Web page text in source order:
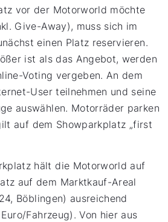
vor der Motorworld möchte
Give-Away), muss sich im
einen Platz reservieren.
ist als das Angebot, werden
Voting vergeben. An dem
User teilnehmen und seine
auswählen. Motorräder parken
auf dem Showparkplatz „first
hält die Motorworld auf
auf dem Marktkauf-Areal
Böblingen) ausreichend
Fahrzeug). Von hier aus